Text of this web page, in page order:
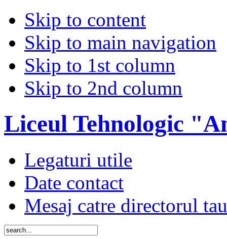
Skip to content
Skip to main navigation
Skip to 1st column
Skip to 2nd column
Liceul Tehnologic
Legaturi utile
Date contact
Mesaj catre directorul tau